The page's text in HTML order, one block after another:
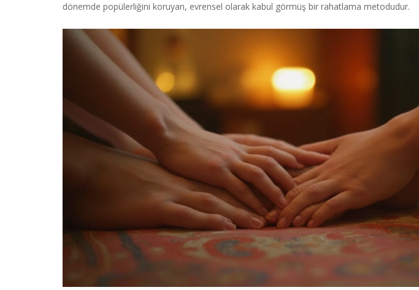
dönemde popülerliğini koruyan, evrensel olarak kabul görmüş bir rahatlama metodudur.